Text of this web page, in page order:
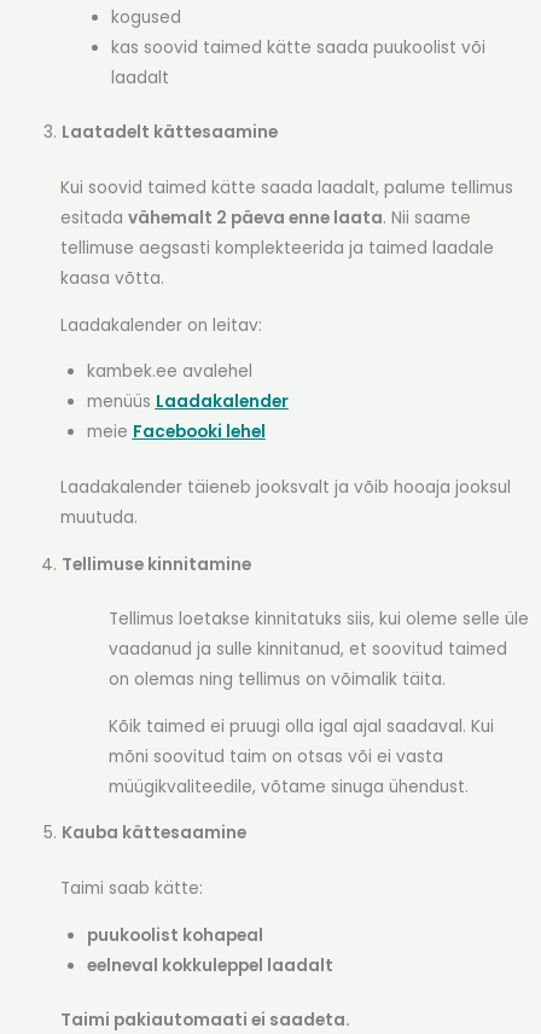
kogused
kas soovid taimed kätte saada puukoolist või
laadalt
Laatadelt kättesaamine
Kui soovid taimed kätte saada laadalt, palume tellimus
esitada vähemalt 2 päeva enne laata. Nii saame
tellimuse aegsasti komplekteerida ja taimed laadale
kaasa võtta.
Laadakalender on leitav:
kambek.ee avalehel
menüüs Laadakalender
meie Facebooki lehel
Laadakalender täieneb jooksvalt ja võib hooaja jooksul
muutuda.
Tellimuse kinnitamine
Tellimus loetakse kinnitatuks siis, kui oleme selle üle
vaadanud ja sulle kinnitanud, et soovitud taimed
on olemas ning tellimus on võimalik täita.
Kõik taimed ei pruugi olla igal ajal saadaval. Kui
mõni soovitud taim on otsas või ei vasta
müügikvaliteedile, võtame sinuga ühendust.
Kauba kättesaamine
Taimi saab kätte:
puukoolist kohapeal
eelneval kokkuleppel laadalt
Taimi pakiautomaati ei saadeta.